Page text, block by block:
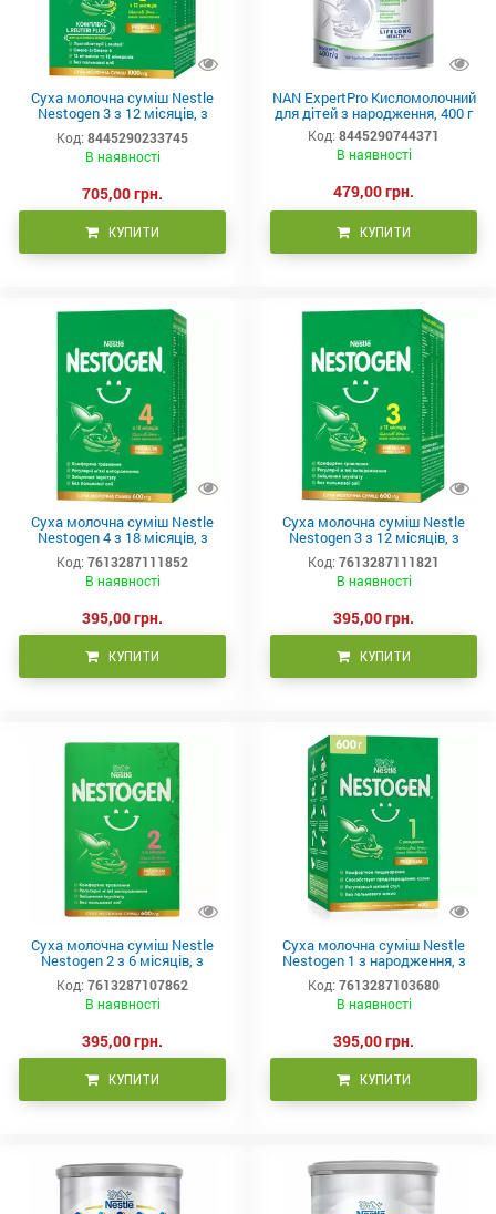
Суха молочна суміш Nestle
Nestogen 3 з 12 місяців, з
лактобактеріями L.Reuteri,
1000г
Код: 8445290233745
В наявності
705,00 грн.
КУПИТИ
NAN ExpertPro Кисломолочний
для дітей з народження, 400 г
Код: 8445290744371
В наявності
479,00 грн.
КУПИТИ
Суха молочна суміш Nestle
Nestogen 4 з 18 місяців, з
лактобактеріями 600 г (2х300г)
Код: 7613287111852
В наявності
395,00 грн.
КУПИТИ
Суха молочна суміш Nestle
Nestogen 3 з 12 місяців, з
лактобактеріями 600 г (2х300г)
Код: 7613287111821
В наявності
395,00 грн.
КУПИТИ
Суха молочна суміш Nestle
Nestogen 2 з 6 місяців, з
лактобактеріями 600 г (2х300г)
Код: 7613287107862
В наявності
395,00 грн.
КУПИТИ
Суха молочна суміш Nestle
Nestogen 1 з народження, з
лактобактеріями 600 г (2х300г)
Код: 7613287103680
В наявності
395,00 грн.
КУПИТИ